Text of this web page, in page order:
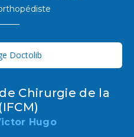
Doctolib
Chirurgie de la
Hugo